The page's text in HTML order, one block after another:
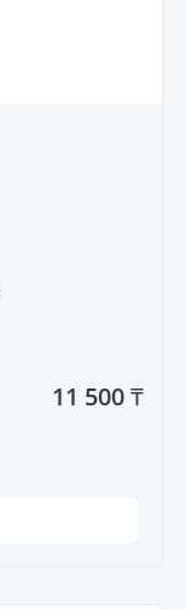
11 500 ₸